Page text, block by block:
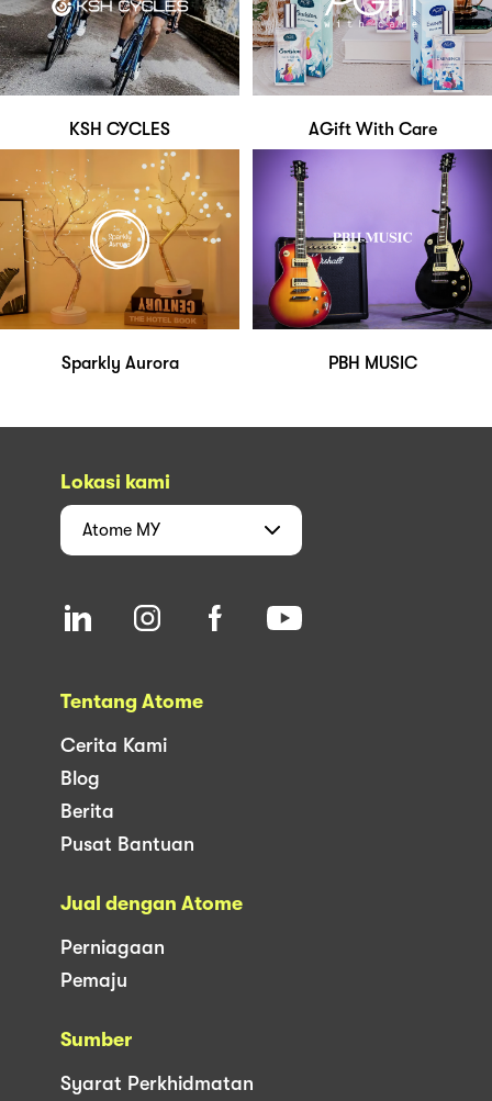
KSH CYCLES AGift With Care
Sparkly Aurora PBH MUSIC
Lokasi kami
Atome MY
Tentang Atome
Cerita Kami
Blog
Berita
Pusat Bantuan
Jual dengan Atome
Perniagaan
Pemaju
Sumber
Syarat Perkhidmatan